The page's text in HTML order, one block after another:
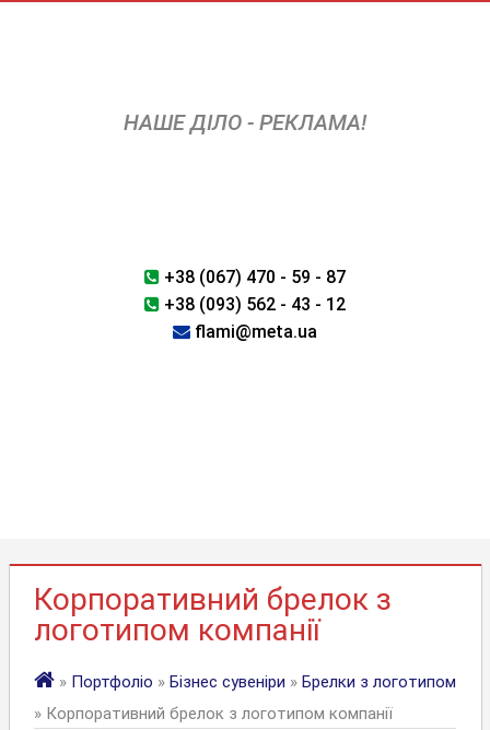
НАШЕ ДІЛО - РЕКЛАМА!
+38 (067) 470 - 59 - 87
+38 (093) 562 - 43 - 12
flami@meta.ua
Корпоративний брелок з
логотипом компанії
» Портфоліо » Бізнес сувеніри » Брелки з логотипом
» Корпоративний брелок з логотипом компанії